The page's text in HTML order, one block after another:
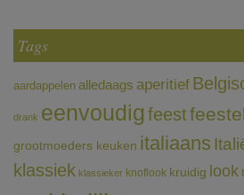
Tags
aardappelen alledaags aperitief
drank eenvoudigfeest
grootmoeders keuken italiaans
klassiek klassieker knoflook kruidig look